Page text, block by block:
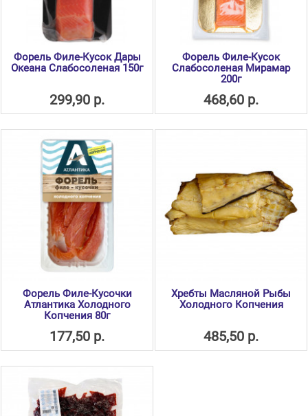
Форель Филе-Кусок Дары
Океана Слабосоленая 150г
299,90 р.
Форель Филе-Кусок
Слабосоленая Мирамар
200г
468,60 р.
Форель Филе-Кусочки
Атлантика Холодного
Копчения 80г
177,50 р.
Хребты Масляной Рыбы
Холодного Копчения
485,50 р.